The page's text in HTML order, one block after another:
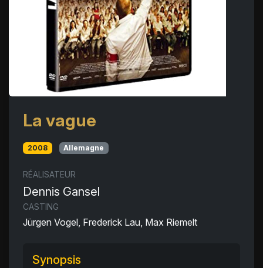
La vague
2008 Allemagne
RÉALISATEUR
Dennis Gansel
CASTING
Jürgen Vogel, Frederick Lau, Max Riemelt
Synopsis